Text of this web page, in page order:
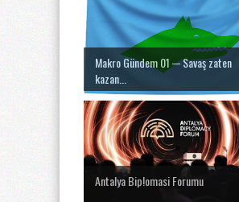
Makro Gündem 01 ─ Savaş zaten
kazan...
Antalya Bip!omasi Forumu